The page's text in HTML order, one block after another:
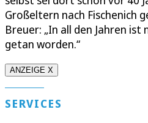
Großeltern nach Fischenich
Breuer: „In all den Jahren ist
getan worden.“
ANZEIGE X
SERVICES